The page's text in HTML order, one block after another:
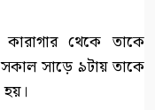
থেকে তাকে
সাড়ে ৯টায় তাকে